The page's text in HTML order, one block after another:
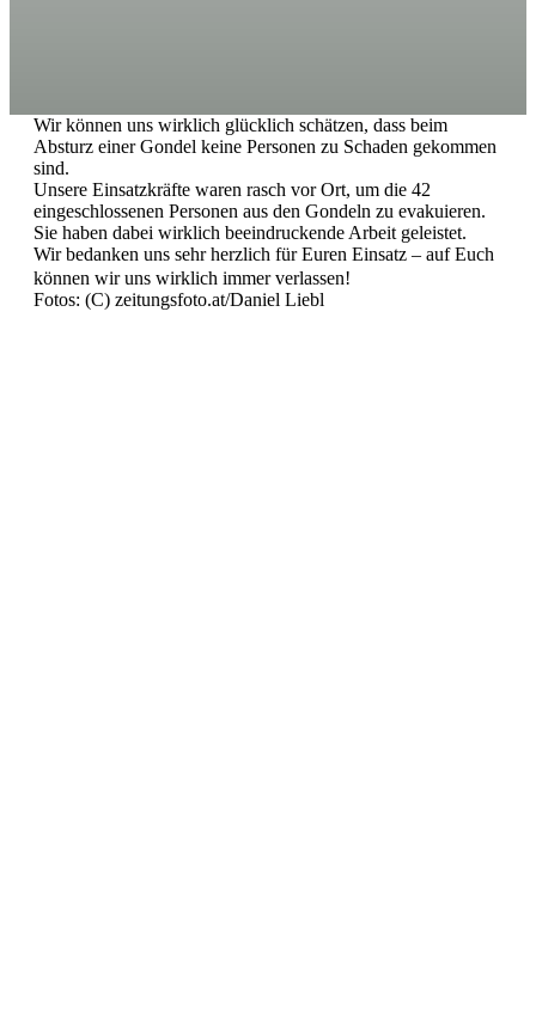
Wir können uns wirklich glücklich schätzen, dass beim
Absturz einer Gondel keine Personen zu Schaden gekommen
sind.
Unsere Einsatzkräfte waren rasch vor Ort, um die 42
eingeschlossenen Personen aus den Gondeln zu evakuieren.
Sie haben dabei wirklich beeindruckende Arbeit geleistet.
Wir bedanken uns sehr herzlich für Euren Einsatz – auf Euch
können wir uns wirklich immer verlassen!
Fotos: (C) zeitungsfoto.at/Daniel Liebl